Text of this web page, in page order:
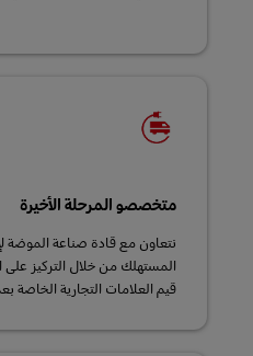
متخصصو المرحلة الأخيرة
نتعاون مع قادة صناعة الموضة
المستهلك من خلال التركيز على
قيم العلامات التجارية الخاصة